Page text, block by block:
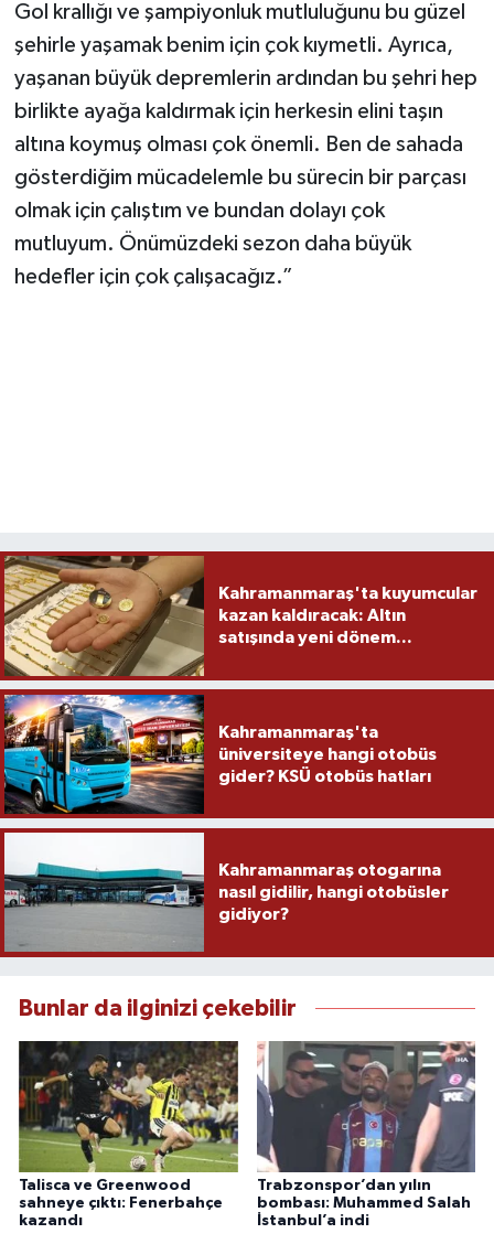
Gol krallığı ve şampiyonluk mutluluğunu bu güzel
şehirle yaşamak benim için çok kıymetli. Ayrıca,
yaşanan büyük depremlerin ardından bu şehri hep
birlikte ayağa kaldırmak için herkesin elini taşın
altına koymuş olması çok önemli. Ben de sahada
gösterdiğim mücadelemle bu sürecin bir parçası
olmak için çalıştım ve bundan dolayı çok
mutluyum. Önümüzdeki sezon daha büyük
hedefler için çok çalışacağız.”
Kahramanmaraş'ta kuyumcular
kazan kaldıracak: Altın
satışında yeni dönem...
Kahramanmaraş'ta
üniversiteye hangi otobüs
gider? KSÜ otobüs hatları
Kahramanmaraş otogarına
nasıl gidilir, hangi otobüsler
gidiyor?
Bunlar da ilginizi çekebilir
Talisca ve Greenwood
sahneye çıktı: Fenerbahçe
kazandı
Trabzonspor’dan yılın
bombası: Muhammed Salah
İstanbul’a indi